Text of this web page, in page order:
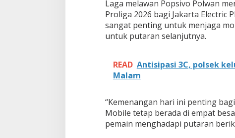
o
b
i
l
e
t
u
u
t
a
Laga melawan Popsivo Polwan
Proliga 2026 bagi Jakarta Electric
sangat penting untuk menjaga
untuk putaran selanjutnya.
READ Antisipasi 3C, polsek
Malam
“Kemenangan hari ini penting
Mobile tetap berada di empat
pemain menghadapi putaran